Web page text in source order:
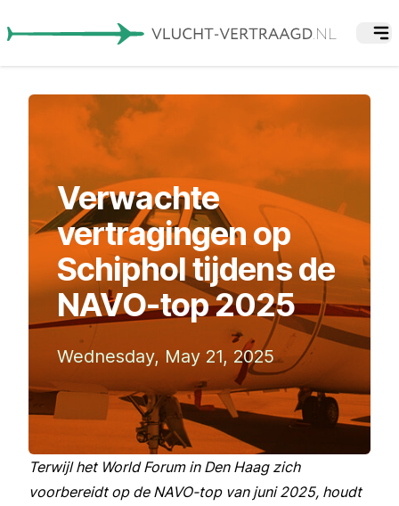
Verwachte
vertragingen op
Schiphol tijdens de
NAVO-top 2025
Wednesday, May 21, 2025
Terwijl het World Forum in Den Haag zich
voorbereidt op de NAVO-top van juni 2025, houdt